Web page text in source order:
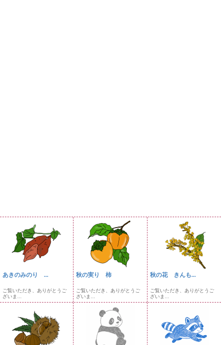
あきのみのり ...
ご覧いただき、ありがとうご
ざいま...
秋の実り 柿
ご覧いただき、ありがとうご
ざいま...
秋の花 きんも...
ご覧いただき、ありがとうご
ざいま...